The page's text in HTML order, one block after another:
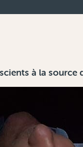
à la source